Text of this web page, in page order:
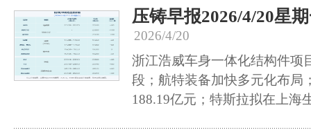
压铸早报2026/4/20星
2026/4/20
浙江浩威车身一体化结构件项
段；航特装备加快多元化布局
188.19亿元；特斯拉拟在上海